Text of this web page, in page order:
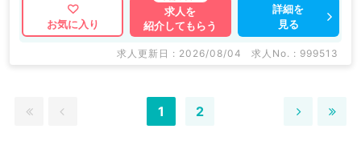
お気に入り
求人を
紹介してもらう
詳細を
見る
求人更新日 : 2026/08/04 求人No. : 999513
1 2